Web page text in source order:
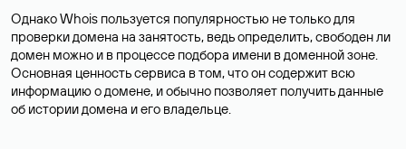
Однако Whois пользуется популярностью не только для
проверки домена на занятость, ведь определить, свободен ли
домен можно и в процессе подбора имени в доменной зоне.
Основная ценность сервиса в том, что он содержит всю
информацию о домене, и обычно позволяет получить данные
об истории домена и его владельце.